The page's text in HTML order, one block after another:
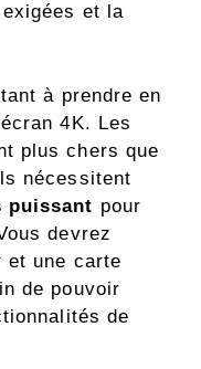
exigées et la
à prendre en
4K. Les
plus chers que
nécessitent
puissant pour
devrez
et une carte
de pouvoir
de